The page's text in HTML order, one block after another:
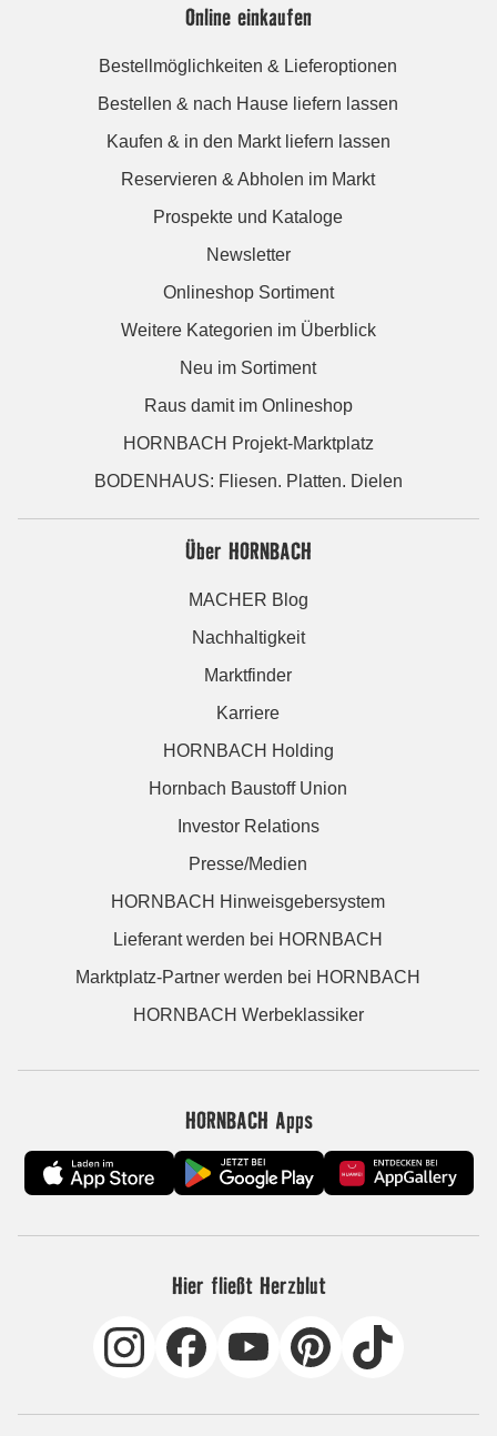
Online einkaufen
Bestellmöglichkeiten & Lieferoptionen
Bestellen & nach Hause liefern lassen
Kaufen & in den Markt liefern lassen
Reservieren & Abholen im Markt
Prospekte und Kataloge
Newsletter
Onlineshop Sortiment
Weitere Kategorien im Überblick
Neu im Sortiment
Raus damit im Onlineshop
HORNBACH Projekt-Marktplatz
BODENHAUS: Fliesen. Platten. Dielen
Über HORNBACH
MACHER Blog
Nachhaltigkeit
Marktfinder
Karriere
HORNBACH Holding
Hornbach Baustoff Union
Investor Relations
Presse/Medien
HORNBACH Hinweisgebersystem
Lieferant werden bei HORNBACH
Marktplatz-Partner werden bei HORNBACH
HORNBACH Werbeklassiker
HORNBACH Apps
Hier fließt Herzblut